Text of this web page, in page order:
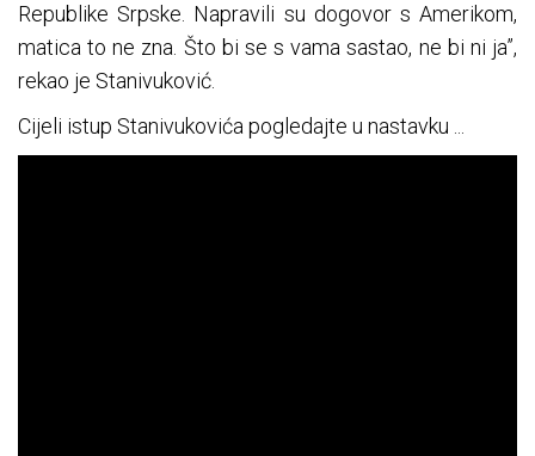
Republike Srpske. Napravili su dogovor s Amerikom,
matica to ne zna. Što bi se s vama sastao, ne bi ni ja”,
rekao je Stanivuković.
Cijeli istup Stanivukovića pogledajte u nastavku ...